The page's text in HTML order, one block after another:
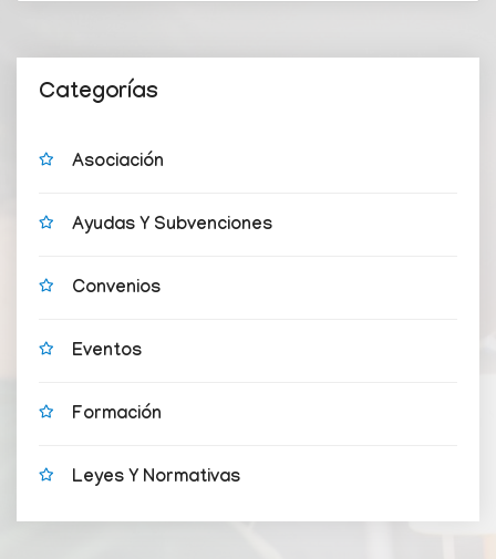
Categorías
Asociación
Ayudas Y Subvenciones
Convenios
Eventos
Formación
Leyes Y Normativas